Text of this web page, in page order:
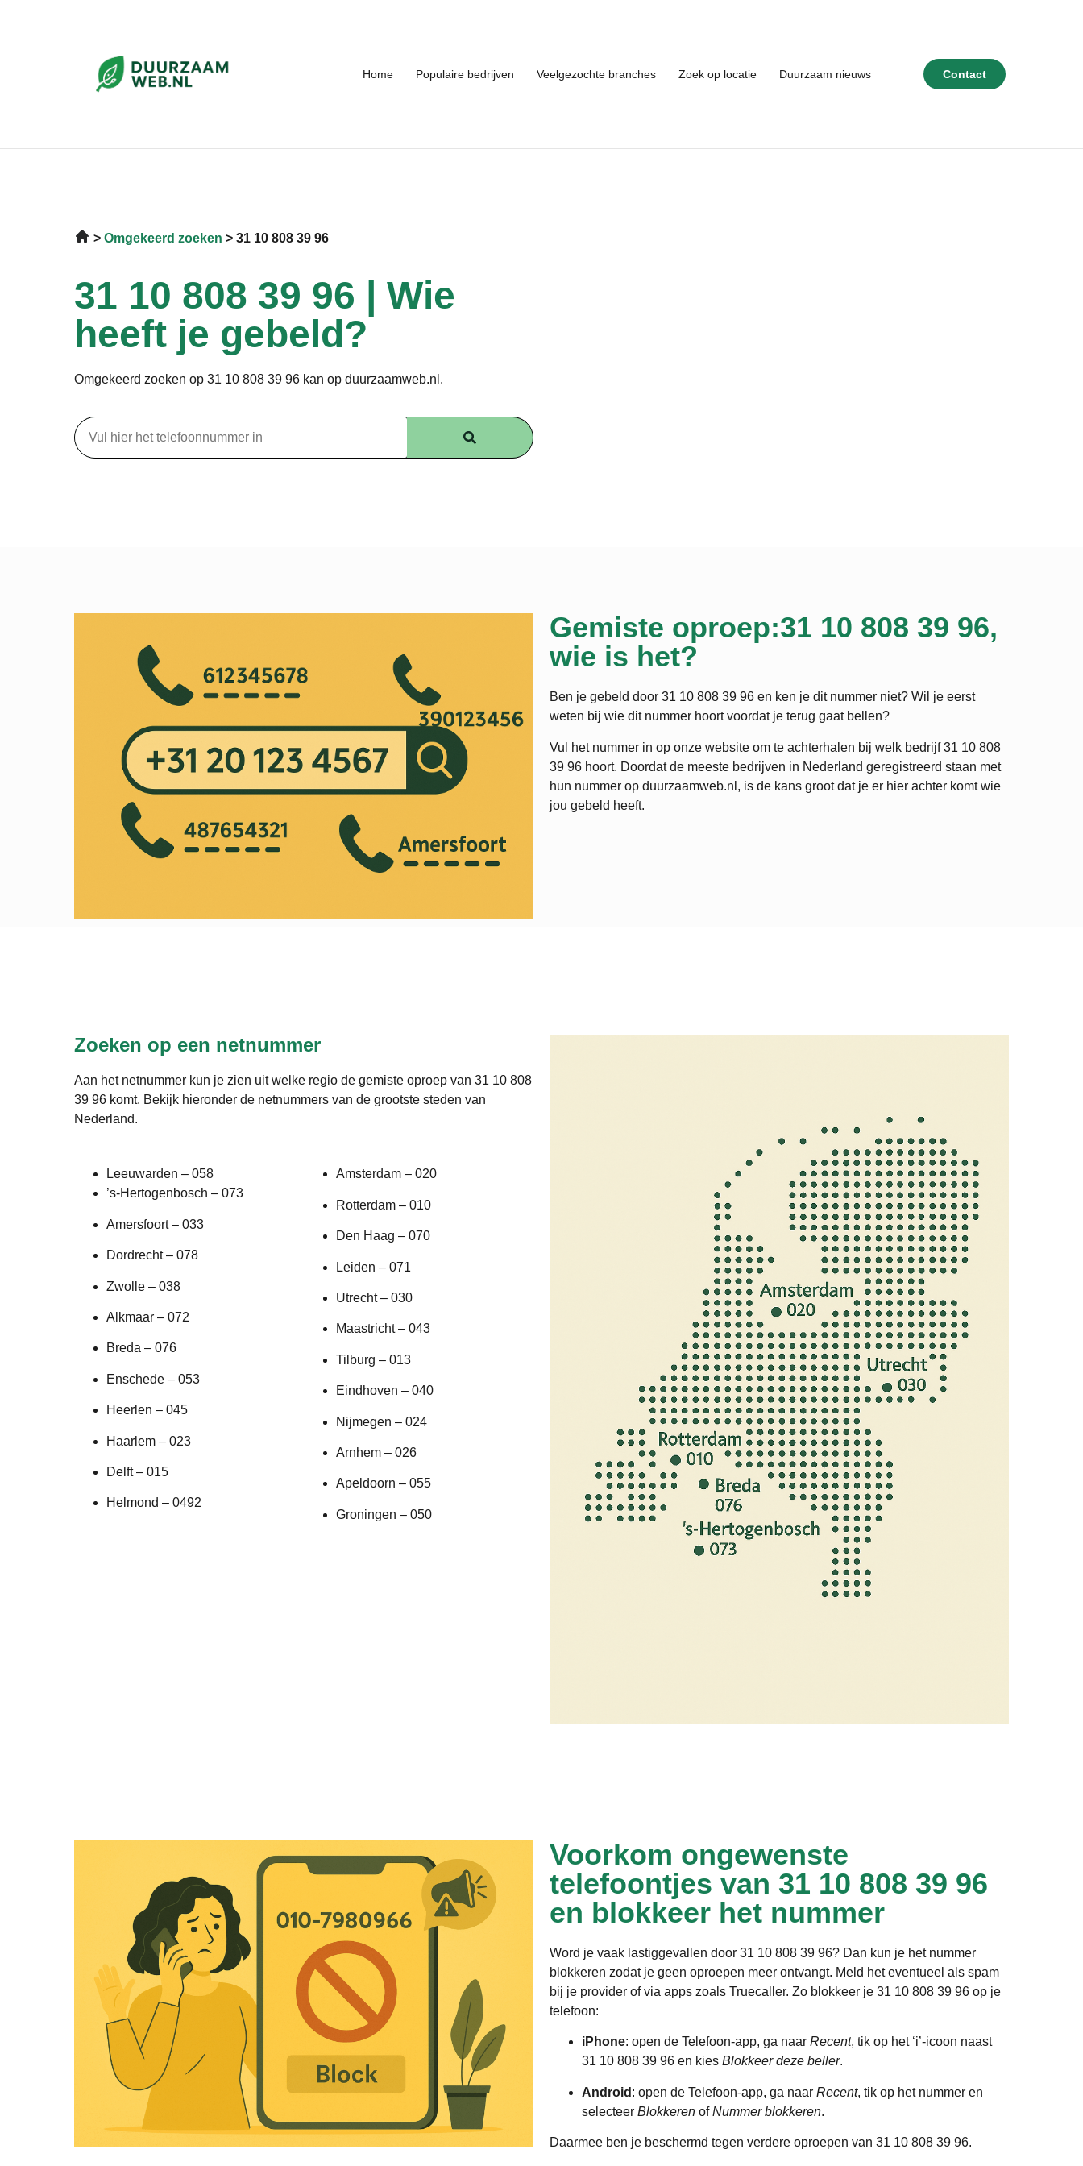
Home Populaire bedrijven Veelgezochte branches Zoek op locatie Duurzaam nieuws Contact
Omgekeerd zoeken 31 10 808 39 96
31 10 808 39 96 | Wie
heeft je gebeld?
Omgekeerd zoeken op 31 10 808 39 96 kan op duurzaamweb.nl.
Gemiste oproep:31 10 808 39 96,
wie is het?
Ben je gebeld door 31 10 808 39 96 en ken je dit nummer niet? Wil je eerst
weten bij wie dit nummer hoort voordat je terug gaat bellen?
Vul het nummer in op onze website om te achterhalen bij welk bedrijf31 10 808
39 96 hoort. Doordat de meeste bedrijven in Nederland geregistreerd staan met
hun nummer op duurzaamweb.nl, is de kans groot dat je er hier achter komt wie
jou gebeld heeft.
Zoeken op een netnummer
Aan het netnummer kun je zien uit welke regio de gemiste oproep van 31 10 808
39 96 komt. Bekijk hieronder de netnummers van de grootste steden van
Nederland.
Leeuwarden – 058
’s-Hertogenbosch – 073
Amersfoort – 033
Dordrecht – 078
Zwolle – 038
Alkmaar – 072
Breda – 076
Enschede – 053
Heerlen – 045
Haarlem – 023
Delft – 015
Helmond – 0492
Amsterdam – 020
Rotterdam – 010
Den Haag – 070
Leiden – 071
Utrecht – 030
Maastricht – 043
Tilburg – 013
Eindhoven – 040
Nijmegen – 024
Arnhem – 026
Apeldoorn – 055
Groningen – 050
Voorkom ongewenste
telefoontjes van 31 10 808 39 96
en blokkeer het nummer
Word je vaak lastiggevallen door 31 10 808 39 96? Dan kun je het nummer
blokkeren zodat je geen oproepen meer ontvangt. Meld het eventueel als spam
bij je provider of via apps zoals Truecaller. Zo blokkeer je 31 10 808 39 96 op je
telefoon:
iPhone: open de Telefoon-app, ga naar Recent, tik op het ‘i’-icoon naast
31 10 808 39 96 en kies Blokkeer deze beller.
Android : open de Telefoon-app, ga naar Recent, tik op het nummer en
selecteer Blokkeren ofNummer blokkeren.
Daarmee ben je beschermd tegen verdere oproepen van 31 10 808 39 96.